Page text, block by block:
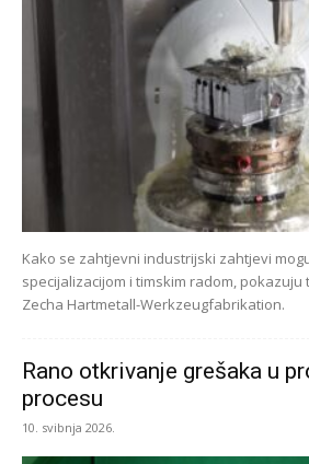
Kako se zahtjevni industrijski zahtjevi
specijalizacijom i timskim radom, pokazuju
Zecha Hartmetall-Werkzeugfabrikation.
Rano otkrivanje grešaka u
procesu
10. svibnja 2026.